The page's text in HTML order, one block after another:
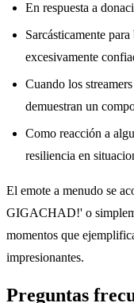
En respuesta a
Sarcásticamente
excesivamente
Cuando los
demuestran un
Como reacción a
resiliencia en
El emote a menudo se
GIGACHAD!' o
momentos que
impresionantes.
Preguntas